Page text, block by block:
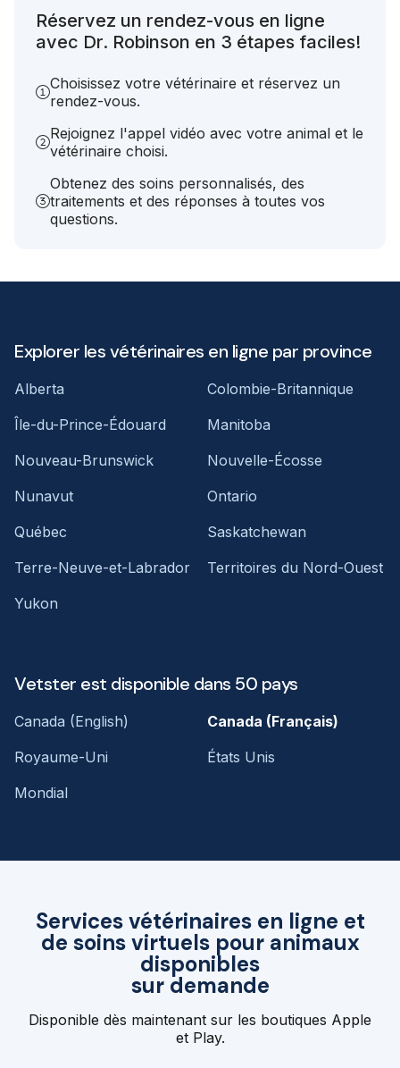
Réservez un rendez-vous en ligne
avec Dr. Robinson en 3 étapes faciles!
Choisissez votre vétérinaire et réservez un
rendez-vous.
Rejoignez l'appel vidéo avec votre animal et le
vétérinaire choisi.
Obtenez des soins personnalisés, des
traitements et des réponses à toutes vos
questions.
Services vétérinaires en ligne et
de soins virtuels pour animaux
disponibles
sur demande
Disponible dès maintenant sur les boutiques Apple
et Play.
Explorer les vétérinaires en ligne par province
Alberta
Colombie-Britannique
Île-du-Prince-Édouard
Manitoba
Nouveau-Brunswick
Nouvelle-Écosse
Nunavut
Ontario
Québec
Saskatchewan
Terre-Neuve-et-Labrador
Territoires du Nord-Ouest
Yukon
Vetster est disponible dans 50 pays
Canada (English)
Canada (Français)
Royaume-Uni
États Unis
Mondial